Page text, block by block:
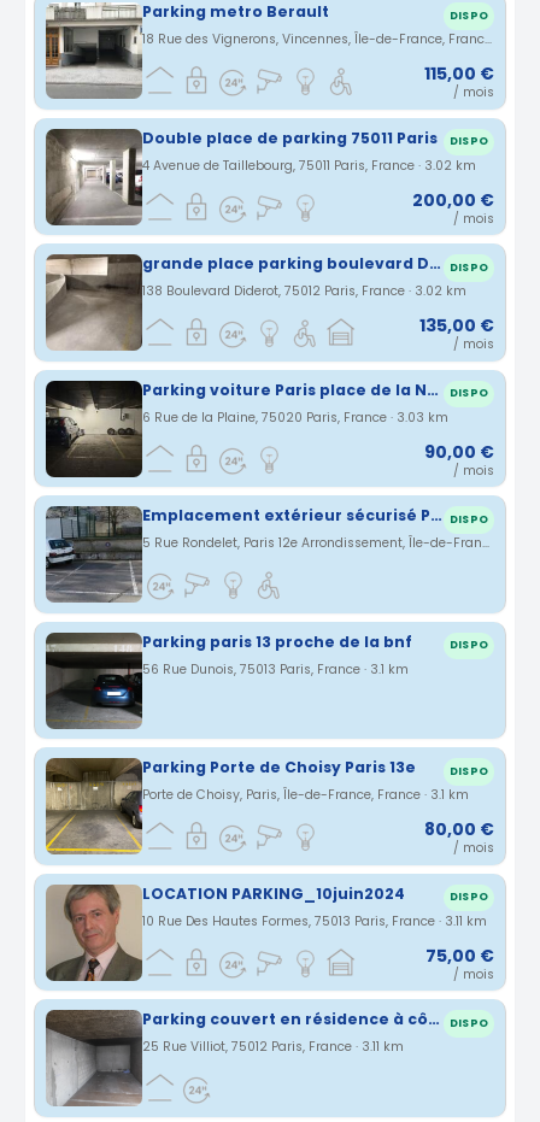
Parking metro Berault DISPO
18 Rue des Vignerons, Vincennes, Île-de-France, France · 2.98 km
115,00 €
/ mois
Double place de parking 75011 Paris DISPO
4 Avenue de Taillebourg, 75011 Paris, France · 3.02 km
200,00 €
/ mois
grande place parking boulevard Diderot DISPO
138 Boulevard Diderot, 75012 Paris, France · 3.02 km
135,00 €
/ mois
Parking voiture Paris place de la Nation DISPO
6 Rue de la Plaine, 75020 Paris, France · 3.03 km
90,00 €
/ mois
Emplacement extérieur sécurisé Paris 12 DISPO
5 Rue Rondelet, Paris 12e Arrondissement, Île-de-France, France · 3.04 km
Parking paris 13 proche de la bnf DISPO
56 Rue Dunois, 75013 Paris, France · 3.1 km
Parking Porte de Choisy Paris 13e DISPO
Porte de Choisy, Paris, Île-de-France, France · 3.1 km
80,00 €
/ mois
LOCATION PARKING_10juin2024 DISPO
10 Rue Des Hautes Formes, 75013 Paris, France · 3.11 km
75,00 €
/ mois
Parking couvert en résidence à côté de la Gare de Lyon DISPO
25 Rue Villiot, 75012 Paris, France · 3.11 km